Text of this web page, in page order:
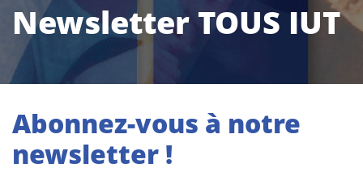
Newsletter TOUS IUT
Abonnez-vous à notre
newsletter !